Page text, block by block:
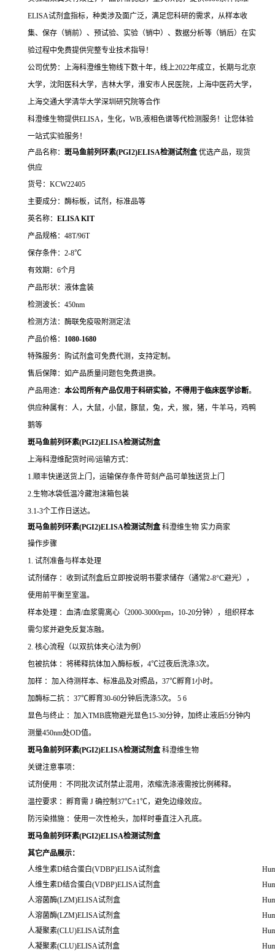
ELISA试剂盒指标，种类涉及面广泛，满足您科研的需求，从样本收
集、保存（销前）、预试验、实验（销中）、数据分析等（销后）在实
验过程中免费提供完整专业技术指导！
公司优势：上海科澄维生物线下数十年，线上2022年成立，长期与北京
大学，沈阳医科大学，吉林大学，淮安市人民医院，上海中医药大学，
上海交通大学清华大学深圳研究院等合作
科澄维生物提供ELISA，生化，WB,液相色谱等代检测服务！让您体验
一站式实验服务！
产品名称： 斑马鱼前列环素(PGI2)ELISA检测试剂盒优选产品，现货
供应
货号：KCW22405
主要成分：酶标板，试剂，标准品等
英名称： ELISA KIT
产品规格：48T/96T
保存条件：2-8℃
有效期：6个月
产品形状：液体盒装
检测波长：450nm
检测方法：酶联免疫吸附测定法
产品价格： 1080-1680
特殊服务：购试剂盒可免费代测，支持定制。
售后保障：如产品质量问题包免费退换。
产品用途： 本公司所有产品仅用于科研实验，不得用于临床医学诊断。
供应种属有：人，大鼠，小鼠，豚鼠，兔，犬，猴，猪，牛羊马，鸡鸭
鹅等
斑马鱼前列环素(PGI2)ELISA检测试剂盒
上海科澄维配货时间/运输方式：
1.顺丰快递送货上门，运输保存条件苛刻产品可单独送货上门
2.生物冰袋低温冷藏泡沫箱包装
3.1-3个工作日送达。
斑马鱼前列环素(PGI2)ELISA检测试剂盒 科澄维生物 实力商家
操作步骤
1. 试剂准备与样本处理
试剂储存 ：收到试剂盒后立即按说明书要求储存（通常2-8°C避光），
使用前平衡至室温。
样本处理 ：血清/血浆需离心（2000-3000rpm，10-20分钟），组织样本
需匀浆并避免反复冻融。
2. 核心流程（以双抗体夹心法为例）
包被抗体 ：将稀释抗体加入酶标板，4℃过夜后洗涤3次。
加样 ：加入待测样本、标准品及对照品，37℃孵育1小时。
加酶标二抗 ：37℃孵育30-60分钟后洗涤5次。 5 6
显色与终止 ：加入TMB底物避光显色15-30分钟，加终止液后5分钟内
测量450nm处OD值。
斑马鱼前列环素(PGI2)ELISA检测试剂盒科澄维生物
关键注意事项：
试剂使用 ：不同批次试剂禁止混用，浓缩洗涤液需按比例稀释。
温控要求 ：孵育需 J 确控制37℃±1℃，避免边缘效应。
防污染措施 ：使用一次性枪头，加样时垂直注入孔底。
斑马鱼前列环素(PGI2)ELISA检测试剂盒
其它产品展示：
人维生素D结合蛋白(VDBP)ELISA试剂盒
人维生素D结合蛋白(VDBP)ELISA试剂盒
人溶菌酶(LZM)ELISA试剂盒
人溶菌酶(LZM)ELISA试剂盒
人凝聚素(CLU)ELISA试剂盒
人凝聚素(CLU)ELISA试剂盒